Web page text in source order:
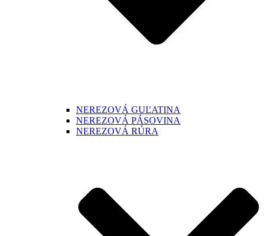
NEREZOVÁ GUĽATINA
NEREZOVÁ PÁSOVINA
NEREZOVÁ RÚRA